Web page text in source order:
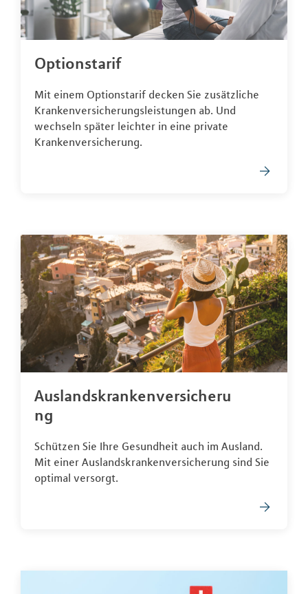
Optionstarif
Mit einem Optionstarif decken Sie zusätzliche
Krankenversicherungsleistungen ab. Und
wechseln später leichter in eine private
Krankenversicherung.
Auslandskrankenversicheru
ng
Schützen Sie Ihre Gesundheit auch im Ausland.
Mit einer Auslandskrankenversicherung sind Sie
optimal versorgt.